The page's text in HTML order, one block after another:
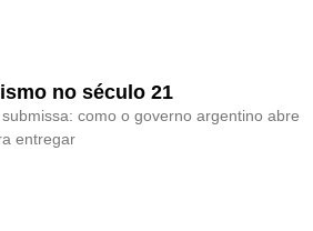
no século 21
como o governo argentino abre
entregar